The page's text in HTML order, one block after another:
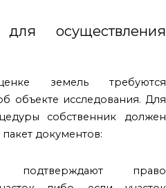
осуществления
земель требуются
объекте исследования. Для
собственник должен
документов:
подтверждают право